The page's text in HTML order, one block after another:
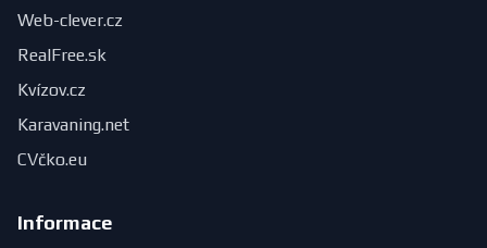
Web-clever.cz
RealFree.sk
Kvízov.cz
Karavaning.net
CVčko.eu
Informace